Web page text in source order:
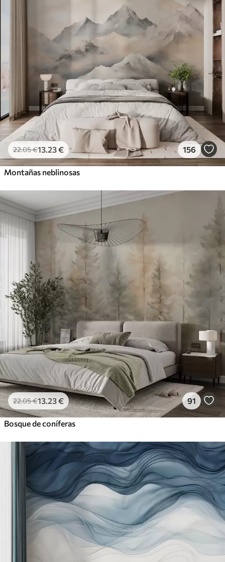
22.05€13 .23€ 156
Montañas neblinosas
22.05€13 .23€ 91
Bosque de coníferas